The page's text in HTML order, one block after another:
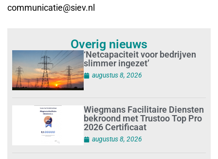
communicatie@siev.nl
Overig nieuws
‘Netcapaciteit voor bedrijven
slimmer ingezet’
augustus 8, 2026
Wiegmans Facilitaire Diensten
bekroond met Trustoo Top Pro
2026 Certificaat
augustus 8, 2026